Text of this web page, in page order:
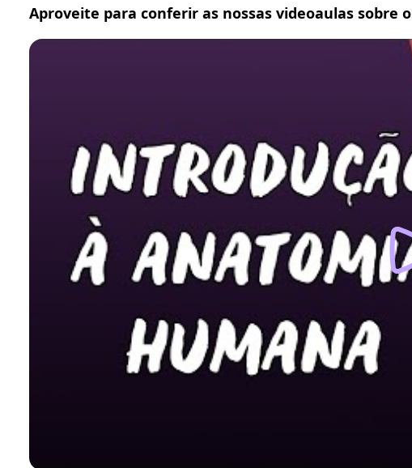
Aproveite para conferir as nossas videoaulas sobre